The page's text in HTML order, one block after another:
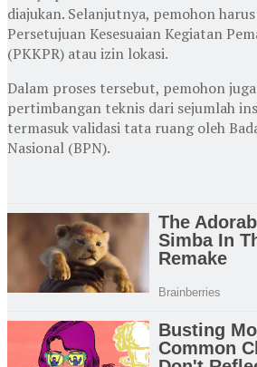
diajukan. Selanjutnya, pemohon
Persetujuan Kesesuaian Kegiatan
(PKKPR) atau izin lokasi.
Dalam proses tersebut, pemohon
pertimbangan teknis dari sejumlah
termasuk validasi tata ruang oleh
Nasional (BPN).